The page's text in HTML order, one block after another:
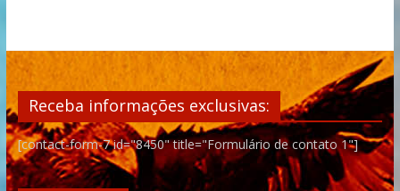
Receba informações exclusivas:
[contact-form-7 id="8450" title="Formulário de contato 1"]